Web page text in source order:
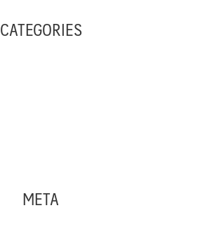
CATEGORIES
META